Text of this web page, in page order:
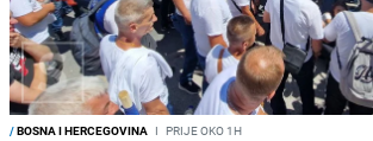
/BOSNA I HERCEGOVINA I PRIJE OKO 1H